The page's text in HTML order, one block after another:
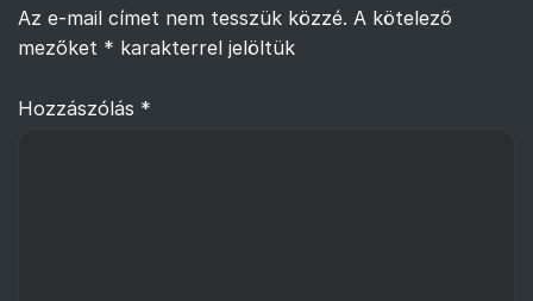
Az e-mail címet nem tesszük közzé. A kötelező
mezőket * karakterrel jelöltük
Hozzászólás *